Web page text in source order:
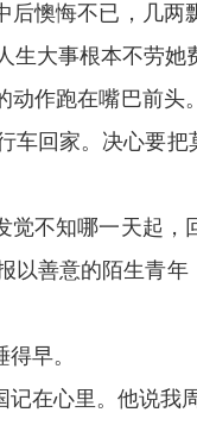
后懊悔不已，几
生大事根本不劳她
动作跑在嘴巴前
车回家。决心要
觉不知哪一天起
以善意的陌生青
早。
记在心里。他说我